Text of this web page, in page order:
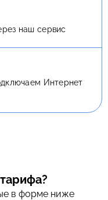
наш сервис
Интернет
в форме ниже